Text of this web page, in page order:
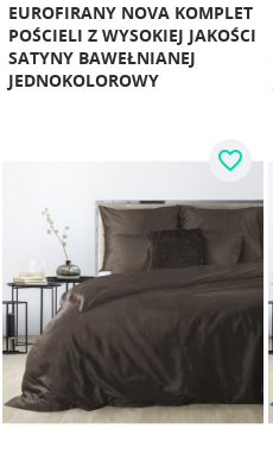
EUROFIRANY NOVA KOMPLET
POŚCIELI Z WYSOKIEJ JAKOŚCI
SATYNY BAWEŁNIANEJ
JEDNOKOLOROWY
favorite_border